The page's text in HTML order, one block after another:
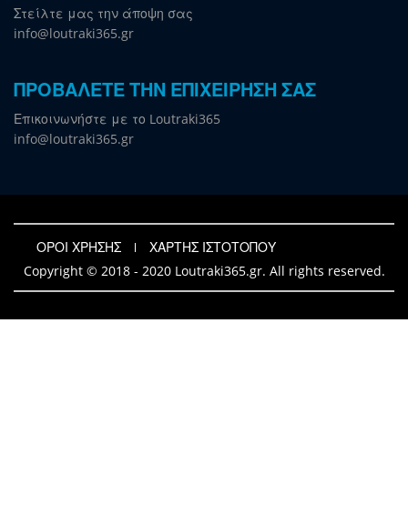
Στείλτε μας την άποψη σας
info@loutraki365.gr
ΠΡΟΒΑΛΕΤΕ ΤΗΝ ΕΠΙΧΕΙΡΗΣΗ ΣΑΣ
Επικοινωνήστε με το Loutraki365
info@loutraki365.gr
ΟΡΟΙ ΧΡΗΣΗΣ
ΧΑΡΤΗΣ ΙΣΤΟΤΟΠΟΥ
Copyright © 2018 - 2020 Loutraki365.gr. All rights reserved.